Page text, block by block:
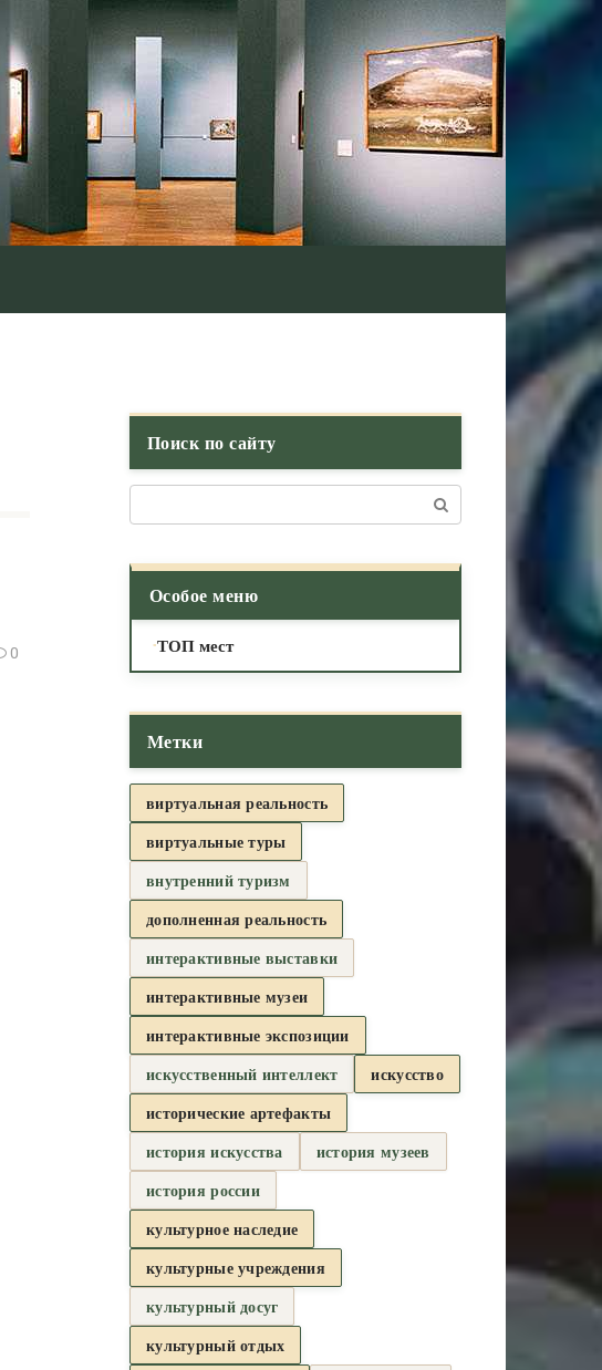
0
Поиск по сайту
Особое меню
ТОП мест
Метки
виртуальная реальность
виртуальные туры
внутренний туризм
дополненная реальность
интерактивные выставки
интерактивные музеи
интерактивные экспозиции
искусственный интеллект
искусство
исторические артефакты
история искусства
история музеев
история россии
культурное наследие
культурные учреждения
культурный досуг
культурный отдых